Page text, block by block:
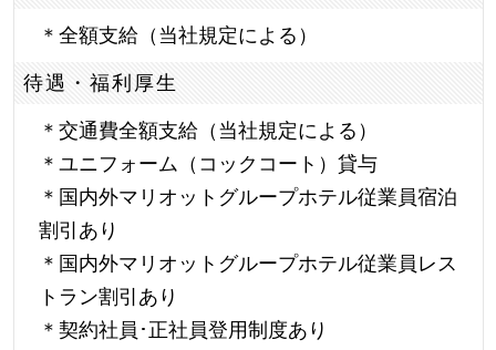
＊全額支給（当社規定による）
待遇・福利厚生
＊交通費全額支給（当社規定による）
＊ユニフォーム（コックコート）貸与
＊国内外マリオットグループホテル従業員宿泊
割引あり
＊国内外マリオットグループホテル従業員レス
トラン割引あり
＊契約社員･正社員登用制度あり